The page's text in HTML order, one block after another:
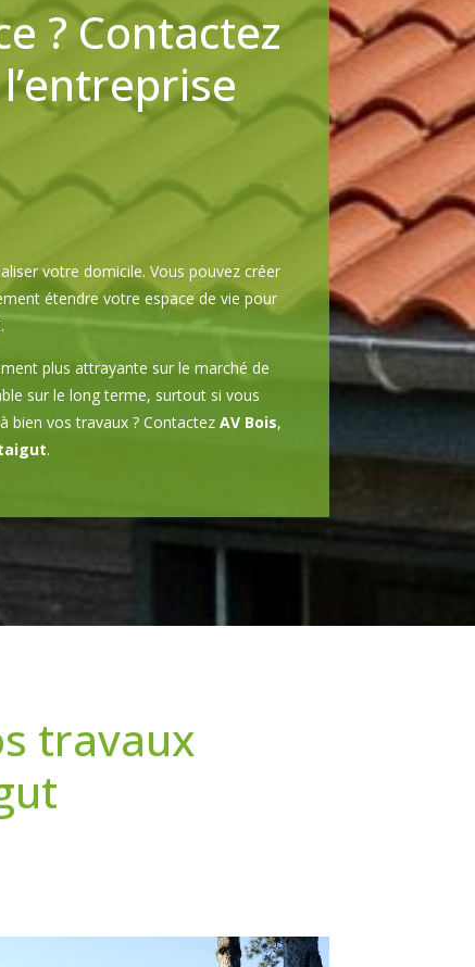
? Contactez
votre domicile. Vous pouvez créer
étendre votre espace de vie pour
plus attrayante sur le marché de
sur le long terme, surtout si vous
bien vos travaux ? Contactez AV Bois,
.
travaux